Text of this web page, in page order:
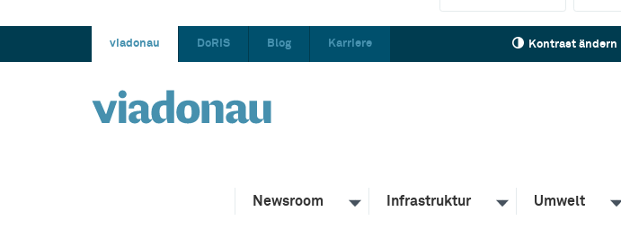
viadonau DoRIS Blog Karriere Kontrast ändern
Newsroom Infrastruktur Umwelt